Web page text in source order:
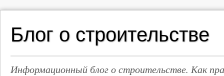
Блог о строительстве
Информационный блог о строительстве. Как